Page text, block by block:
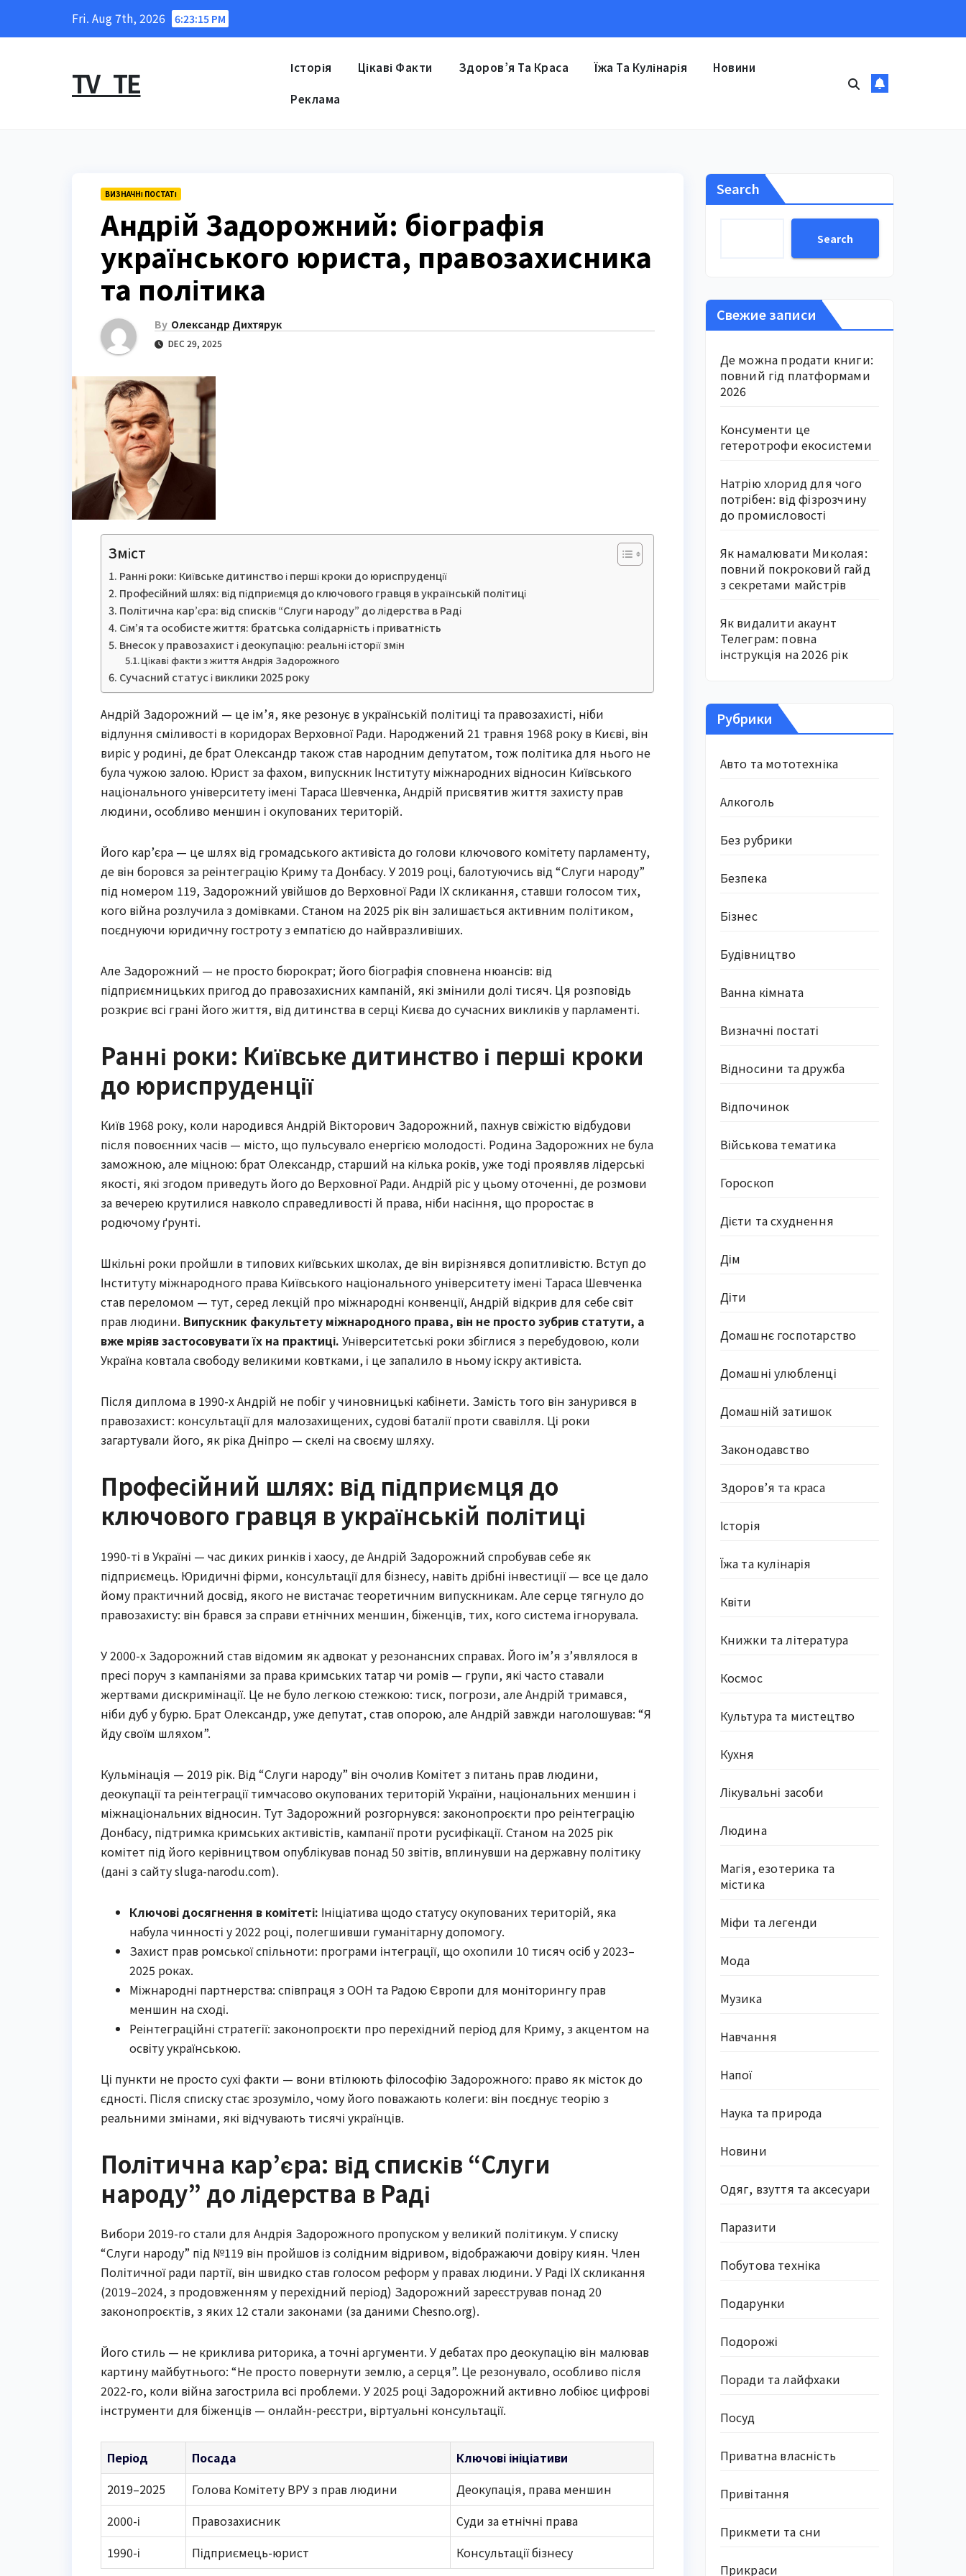
Fri. Aug 7th, 2026 6:23:16 PM
TV_TE Історія Цікаві Факти Здоров’я Та Краса Їжа Та Кулінарія Новини
Реклама
ВИЗНАЧНІ ПОСТАТІ
Андрій Задорожний: біографія
українського юриста, правозахисника
та політика
By Олександр Дихтярук
DEC 29, 2025
Зміст
Ранні роки: Київське дитинство і перші кроки до юриспруденції
Професійний шлях: від підприємця до ключового гравця в українській політиці
Політична кар’єра: від списків “Слуги народу” до лідерства в Раді
Сім’я та особисте життя: братська солідарність і приватність
Внесок у правозахист і деокупацію: реальні історії змін
Цікаві факти з життя Андрія Задорожного
Сучасний статус і виклики 2025 року
Андрій Задорожний — це ім’я, яке резонує в українській політиці та правозахисті, ніби
відлуння сміливості в коридорах Верховної Ради. Народжений 21 травня 1968 року в Києві, він
виріс у родині, де брат Олександр також став народним депутатом, тож політика для нього не
була чужою залою. Юрист за фахом, випускник Інституту міжнародних відносин Київського
національного університету імені Тараса Шевченка, Андрій присвятив життя захисту прав
людини, особливо меншин і окупованих територій.
Його кар’єра — це шлях від громадського активіста до голови ключового комітету парламенту,
де він боровся за реінтеграцію Криму та Донбасу. У 2019 році, балотуючись від “Слуги народу”
під номером 119, Задорожний увійшов до Верховної Ради IX скликання, ставши голосом тих,
кого війна розлучила з домівками. Станом на 2025 рік він залишається активним політиком,
поєднуючи юридичну гостроту з емпатією до найвразливіших.
Але Задорожний — не просто бюрократ; його біографія сповнена нюансів: від
підприємницьких пригод до правозахисних кампаній, які змінили долі тисяч. Ця розповідь
розкриє всі грані його життя, від дитинства в серці Києва до сучасних викликів у парламенті.
Ранні роки: Київське дитинство і перші кроки
до юриспруденції
Київ 1968 року, коли народився Андрій Вікторович Задорожний, пахнув свіжістю відбудови
після повоєнних часів — місто, що пульсувало енергією молодості. Родина Задорожних не була
заможною, але міцною: брат Олександр, старший на кілька років, уже тоді проявляв лідерські
якості, які згодом приведуть його до Верховної Ради. Андрій ріс у цьому оточенні, де розмови
за вечерею крутилися навколо справедливості й права, ніби насіння, що проростає в
родючому ґрунті.
Шкільні роки пройшли в типових київських школах, де він вирізнявся допитливістю. Вступ до
Інституту міжнародного права Київського національного університету імені Тараса Шевченка
став переломом — тут, серед лекцій про міжнародні конвенції, Андрій відкрив для себе світ
прав людини. Випускник факультету міжнародного права, він не просто зубрив статути, а
вже мріяв застосовувати їх на практиці. Університетські роки збіглися з перебудовою, коли
Україна ковтала свободу великими ковтками, і це запалило в ньому іскру активіста.
Після диплома в 1990-х Андрій не побіг у чиновницькі кабінети. Замість того він занурився в
правозахист: консультації для малозахищених, судові баталії проти свавілля. Ці роки
загартували його, як ріка Дніпро — скелі на своєму шляху.
Професійний шлях: від підприємця до
ключового гравця в українській політиці
1990-ті в Україні — час диких ринків і хаосу, де Андрій Задорожний спробував себе як
підприємець. Юридичні фірми, консультації для бізнесу, навіть дрібні інвестиції — все це дало
йому практичний досвід, якого не вистачає теоретичним випускникам. Але серце тягнуло до
правозахисту: він брався за справи етнічних меншин, біженців, тих, кого система ігнорувала.
У 2000-х Задорожний став відомим як адвокат у резонансних справах. Його ім’я з’являлося в
пресі поруч з кампаніями за права кримських татар чи ромів — групи, які часто ставали
жертвами дискримінації. Це не було легкою стежкою: тиск, погрози, але Андрій тримався,
ніби дуб у бурю. Брат Олександр, уже депутат, став опорою, але Андрій завжди наголошував: “Я
йду своїм шляхом”.
Кульмінація — 2019 рік. Від “Слуги народу” він очолив Комітет з питань прав людини,
деокупації та реінтеграції тимчасово окупованих територій України, національних меншин і
міжнаціональних відносин. Тут Задорожний розгорнувся: законопроєкти про реінтеграцію
Донбасу, підтримка кримських активістів, кампанії проти русифікації. Станом на 2025 рік
комітет під його керівництвом опублікував понад 50 звітів, вплинувши на державну політику
(дані з сайту sluga-narodu.com).
Ключові досягнення в комітеті: Ініціатива щодо статусу окупованих територій, яка
набула чинності у 2022 році, полегшивши гуманітарну допомогу.
Захист прав ромської спільноти: програми інтеграції, що охопили 10 тисяч осіб у 2023–
2025 роках.
Міжнародні партнерства: співпраця з ООН та Радою Європи для моніторингу прав
меншин на сході.
Реінтеграційні стратегії: законопроєкти про перехідний період для Криму, з акцентом на
освіту українською.
Ці пункти не просто сухі факти — вони втілюють філософію Задорожного: право як місток до
єдності. Після списку стає зрозуміло, чому його поважають колеги: він поєднує теорію з
реальними змінами, які відчувають тисячі українців.
Політична кар’єра: від списків “Слуги
народу” до лідерства в Раді
Вибори 2019-го стали для Андрія Задорожного пропуском у великий політикум. У списку
“Слуги народу” під №119 він пройшов із солідним відривом, відображаючи довіру киян. Член
Політичної ради партії, він швидко став голосом реформ у правах людини. У Раді IX скликання
(2019–2024, з продовженням у перехідний період) Задорожний зареєстрував понад 20
законопроєктів, з яких 12 стали законами (за даними Chesno.org).
Його стиль — не криклива риторика, а точні аргументи. У дебатах про деокупацію він малював
картину майбутнього: “Не просто повернути землю, а серця”. Це резонувало, особливо після
2022-го, коли війна загострила всі проблеми. У 2025 році Задорожний активно лобіює цифрові
інструменти для біженців — онлайн-реєстри, віртуальні консультації.
Період Посада
Ключові ініціативи
2019–2025
Голова Комітету ВРУ з прав людини
Деокупація, права меншин
2000-і
Правозахисник
Суди за етнічні права
1990-і
Підприємець-юрист Консультації бізнесу
Search
Search
Свежие записи
Де можна продати книги:
повний гід платформами
2026
Консументи це
гетеротрофи екосистеми
Натрію хлорид для чого
потрібен: від фізрозчину
до промисловості
Як намалювати Миколая:
повний покроковий гайд
з секретами майстрів
Як видалити акаунт
Телеграм: повна
інструкція на 2026 рік
Рубрики
Авто та мототехніка
Алкоголь
Без рубрики
Безпека
Бізнес
Будівництво
Ванна кімната
Визначні постаті
Відносини та дружба
Відпочинок
Військова тематика
Гороскоп
Дієти та схуднення
Дім
Діти
Домашнє госпотарство
Домашні улюбленці
Домашній затишок
Законодавство
Здоров’я та краса
Історія
Їжа та кулінарія
Квіти
Книжки та література
Космос
Культура та мистецтво
Кухня
Лікувальні засоби
Людина
Магія, езотерика та
містика
Міфи та легенди
Мода
Музика
Навчання
Напої
Наука та природа
Новини
Одяг, взуття та аксесуари
Паразити
Побутова техніка
Подарунки
Подорожі
Поради та лайфхаки
Посуд
Приватна власність
Привітання
Прикмети та сни
Прикраси